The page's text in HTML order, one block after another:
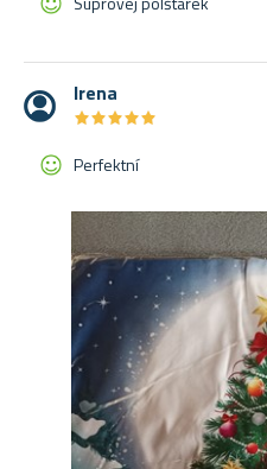
Irena
★★★★★
★★★★★
Perfektní